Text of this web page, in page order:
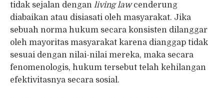
tidak sejalan dengan living lawcenderung
diabaikan atau disiasati oleh masyarakat. Jika
sebuah norma hukum secara konsisten dilanggar
oleh mayoritas masyarakat karena dianggap tidak
sesuai dengan nilai-nilai mereka, maka secara
fenomenologis, hukum tersebut telah kehilangan
efektivitasnya secara sosial.